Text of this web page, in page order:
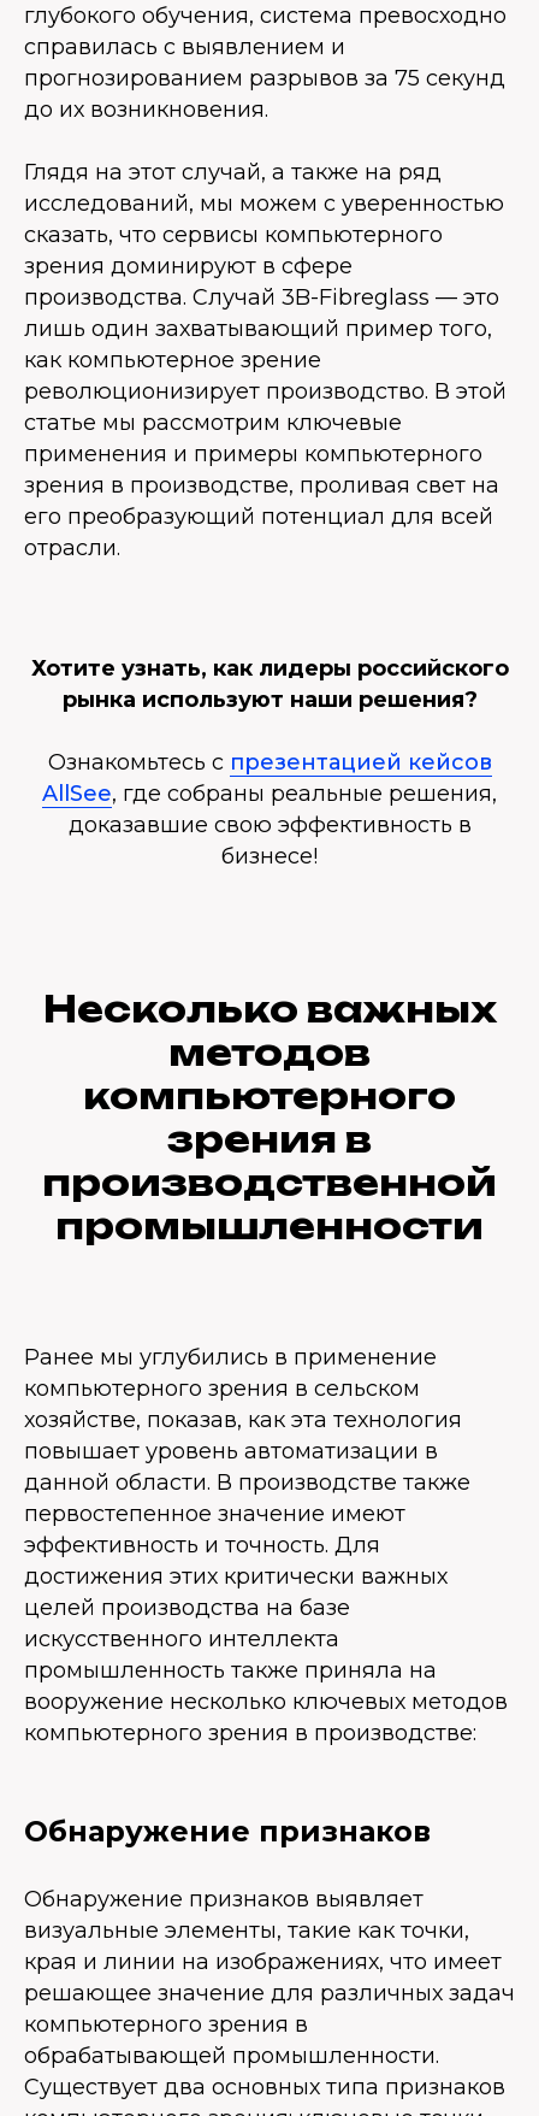
глубокого обучения, система превосходно
справилась с выявлением и
прогнозированием разрывов за 75 секунд
до их возникновения.
Глядя на этот случай, а также на ряд
исследований, мы можем с уверенностью
сказать, что сервисы компьютерного
зрения доминируют в сфере
производства. Случай 3B-Fibreglass — это
лишь один захватывающий пример того,
как компьютерное зрение
революционизирует производство. В этой
статье мы рассмотрим ключевые
применения и примеры компьютерного
зрения в производстве, проливая свет на
его преобразующий потенциал для всей
отрасли.
Хотите узнать, как лидеры российского
рынка используют наши решения?
Ознакомьтесь с презентацией кейсов
AllSee, где собраны реальные решения,
доказавшие свою эффективность в
бизнесе!
Несколько важных
методов
компьютерного
зрения в
производственной
промышленности
Ранее мы углубились в применение
компьютерного зрения в сельском
хозяйстве, показав, как эта технология
повышает уровень автоматизации в
данной области. В производстве также
первостепенное значение имеют
эффективность и точность. Для
достижения этих критически важных
целей производства на базе
искусственного интеллекта
промышленность также приняла на
вооружение несколько ключевых методов
компьютерного зрения в производстве:
Обнаружение признаков
Обнаружение признаков выявляет
визуальные элементы, такие как точки,
края и линии на изображениях, что имеет
решающее значение для различных задач
компьютерного зрения в
обрабатывающей промышленности.
Существует два основных типа признаков